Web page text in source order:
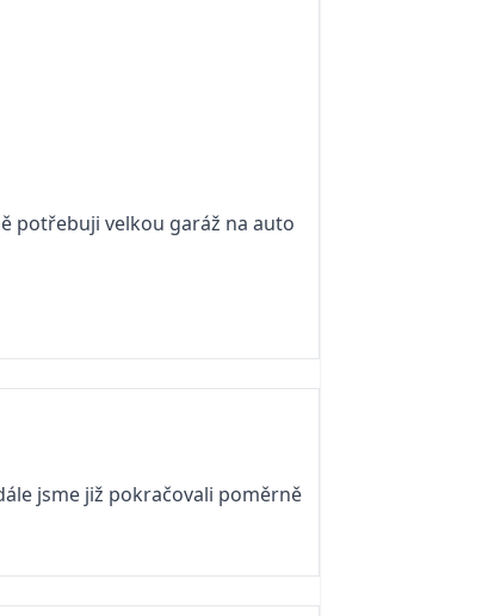
potřebuji velkou garáž na auto
jsme již pokračovali poměrně